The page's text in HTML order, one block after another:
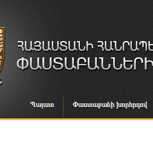
Պալատ Փաստաբանի խորհրդով